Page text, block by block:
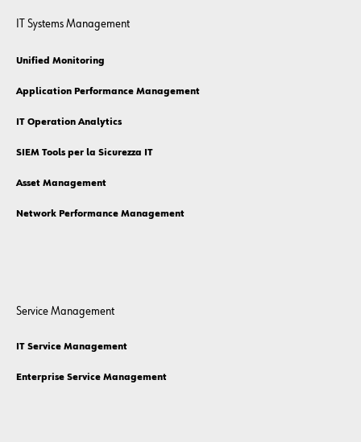
IT Systems Management
Unified Monitoring
Application Performance Management
IT Operation Analytics
SIEM Tools per la Sicurezza IT
Asset Management
Network Performance Management
Service Management
IT Service Management
Enterprise Service Management